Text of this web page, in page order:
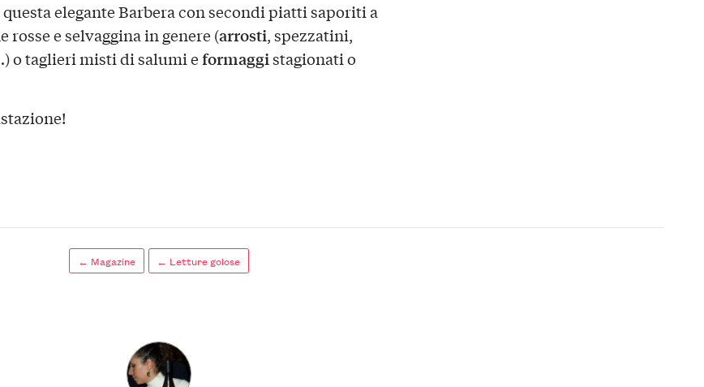
elegante Barbera con secondi piatti saporiti a
rosse e selvaggina in genere (arrosti, spezzatini,
o taglieri misti di salumi eformaggistagionati o
← Magazine ← Letture golose